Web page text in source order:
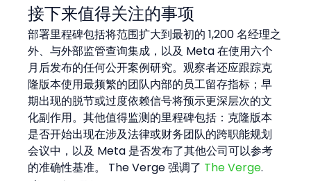
接下来值得关注的事项
部署里程碑包括将范围扩大到最初的 1,200 名经理之
外、与外部监管查询集成，以及 Meta 在使用六个
月后发布的任何公开案例研究。观察者还应跟踪克
隆版本使用最频繁的团队内部的员工留存指标；早
期出现的脱节或过度依赖信号将预示更深层次的文
化副作用。其他值得监测的里程碑包括：克隆版本
是否开始出现在涉及法律或财务团队的跨职能规划
会议中，以及 Meta 是否发布了其他公司可以参考
的准确性基准。 The Verge 强调了 The Verge.